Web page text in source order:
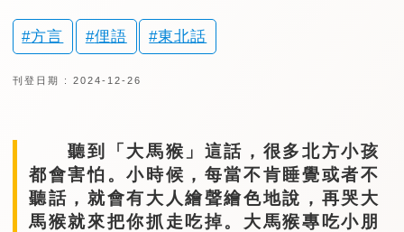
方言 俚語 東北話
刊登日期 : 2024-12-26
聽到「大馬猴」這話，很多北方小孩
都會害怕。小時候，每當不肯睡覺或者不
聽話，就會有大人繪聲繪色地說，再哭大
馬猴就來把你抓走吃掉。大馬猴專吃小朋